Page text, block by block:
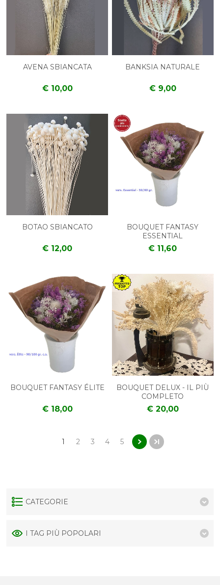
AVENA SBIANCATA
€ 10,00
BANKSIA NATURALE
€ 9,00
BOTAO SBIANCATO
€ 12,00
BOUQUET FANTASY
ESSENTIAL
€ 11,60
BOUQUET FANTASY ÉLITE
€ 18,00
BOUQUET DELUX - IL PIÙ
COMPLETO
€ 20,00
1 2 3 4 5
CATEGORIE
I TAG PIÙ POPOLARI